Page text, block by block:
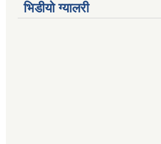
भिडीयो ग्यालरी